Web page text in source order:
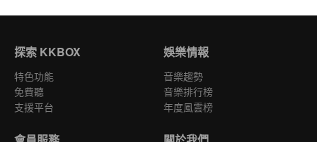
探索 KKBOX
特色功能
免費聽
支援平台
娛樂情報
音樂趨勢
音樂排行榜
年度風雲榜